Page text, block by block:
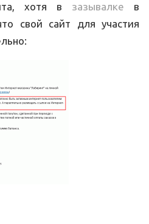
хотя в зазывалке в
свой сайт для участия